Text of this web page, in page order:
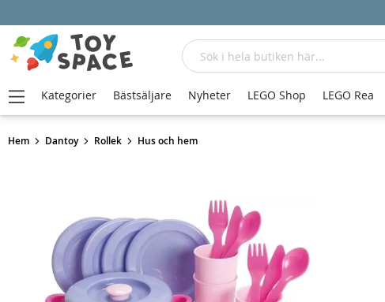
Hem Dantoy Rollek Hus och hem
Sök
Kategorier Bästsäljare Nyheter LEGO Shop LEGO Rea